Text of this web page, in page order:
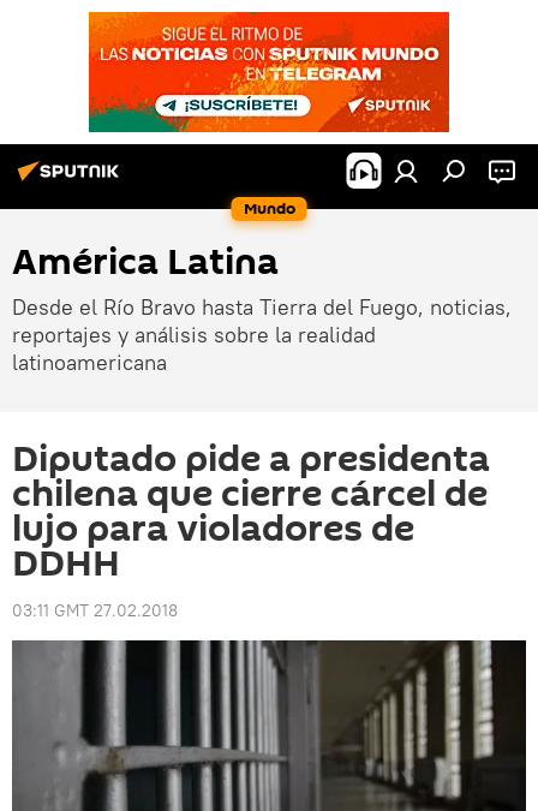
Mundo
América Latina
Desde el Río Bravo hasta Tierra del Fuego, noticias,
reportajes y análisis sobre la realidad
latinoamericana
Diputado pide a presidenta
chilena que cierre cárcel de
lujo para violadores de
DDHH
03:11 GMT 27.02.2018